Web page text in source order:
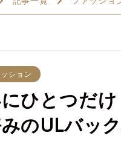
ション
ひとつだ
のULバッ